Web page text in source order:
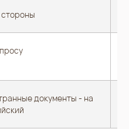
стороны
документы - на